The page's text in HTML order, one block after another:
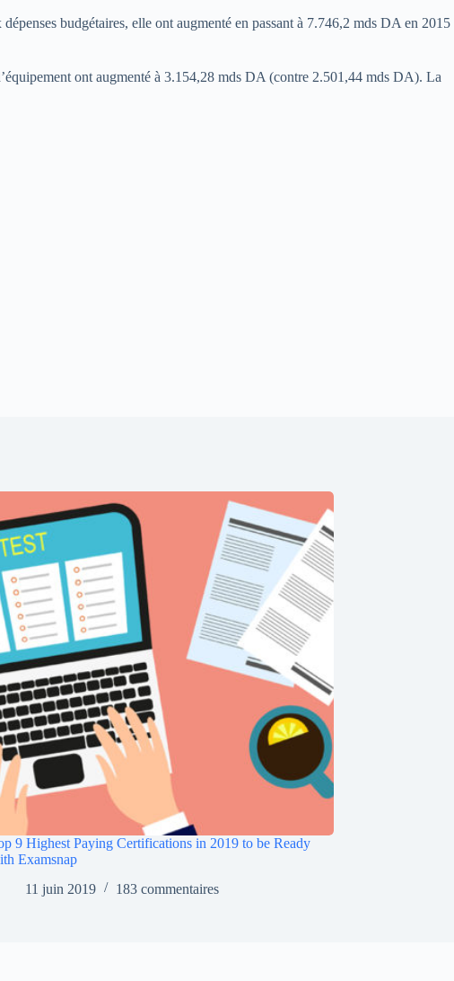
budgétaires, elle ont augmenté en passant à 7.746,2 mds DA en 2015
ont augmenté à 3.154,28 mds DA (contre 2.501,44 mds DA). La
9 Highest Paying Certifications in 2019 to be Ready
Examsnap
11 juin 2019
183 commentaires